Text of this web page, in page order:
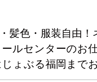
場もご相談可能で
客・サービス,レ
・オフィスワーク,
,建築・土木・建設,
髪色・服装自由
ルセンターのお
ょぶる福岡まで